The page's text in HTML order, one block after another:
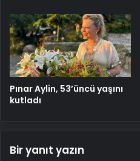
Pınar Aylin, 53’üncü yaşını
kutladı
Bir yanıt yazın